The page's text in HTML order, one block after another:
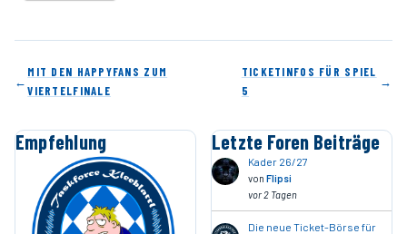
←
MIT DEN HAPPYFANS ZUM
VIERTELFINALE
TICKETINFOS FÜR SPIEL
5
→
Empfehlung Letzte Foren Beiträge
Kader 26/27
von Flipsi
vor 2 Tagen
Die neue Ticket-Börse für